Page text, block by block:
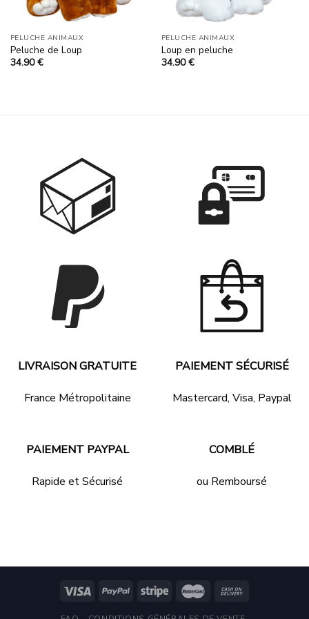
PELUCHE ANIMAUX
Peluche de Loup
34.90€
PELUCHE ANIMAUX
Loup en peluche
34.90€
LIVRAISON GRATUITE
France Métropolitaine
PAIEMENT SÉCURISÉ
Mastercard, Visa, Paypal
PAIEMENT PAYPAL
Rapide et Sécurisé
COMBLÉ
ou Remboursé